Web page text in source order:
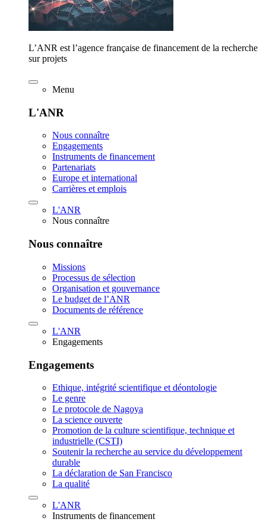
L’ANR est l’agence française de financement de la recherche
sur projets
Menu
L'ANR
Nous connaître
Engagements
Instruments de financement
Partenariats
Europe et international
Carrières et emplois
L'ANR
Nous connaître
Nous connaître
Missions
Processus de sélection
Organisation et gouvernance
Le budget de l’ANR
Documents de référence
L'ANR
Engagements
Engagements
Ethique, intégrité scientifique et déontologie
Le genre
Le protocole de Nagoya
La science ouverte
Promotion de la culture scientifique, technique et
industrielle (CSTI)
Soutenir la recherche au service du développement
durable
La déclaration de San Francisco
La qualité
L'ANR
Instruments de financement